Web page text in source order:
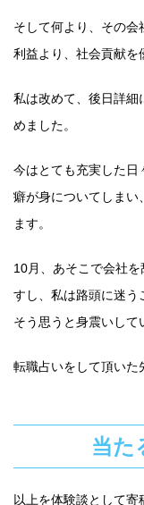
そして何より、その
利益より、社会貢献を
私は改めて、後日詳細
めました。
今はとても充実した日
癖が身についてしまい
ます。
10月、あそこで会社
すし、私は路頭に迷う
そう思うと身震いして
転職占いをして頂いた
当た
以上を体験談として寄